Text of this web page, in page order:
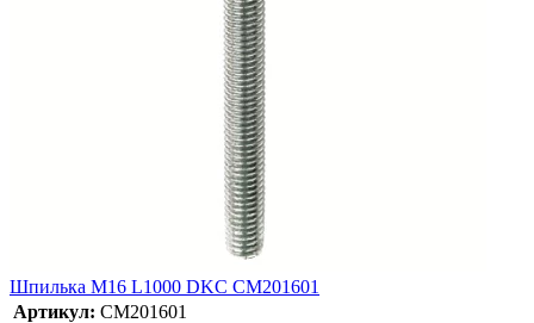
Шпилька М16 L1000 DKC CM201601
Артикул: CM201601